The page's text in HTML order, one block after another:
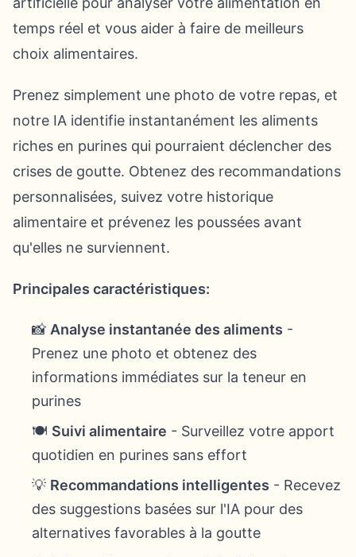
temps réel et vous aider à faire de meilleurs
choix alimentaires.
Prenez simplement une photo de votre repas, et
notre IA identifie instantanément les aliments
riches en purines qui pourraient déclencher des
crises de goutte. Obtenez des recommandations
personnalisées, suivez votre historique
alimentaire et prévenez les poussées avant
qu'elles ne surviennent.
Principales caractéristiques:
📸 Analyse instantanée des aliments -
Prenez une photo et obtenez des
informations immédiates sur la teneur en
purines
🍽️ Suivi alimentaire - Surveillez votre apport
quotidien en purines sans effort
💡 Recommandations intelligentes - Recevez
des suggestions basées sur l'IA pour des
alternatives favorables à la goutte